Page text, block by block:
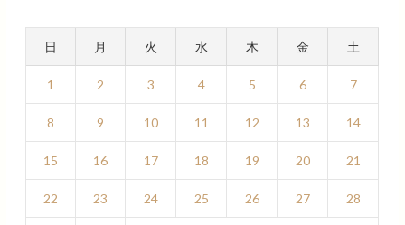
日 月 火 水 木 金 土
1 2 3 4 5 6 7
8 9 10 11 12 13 14
15 16 17 18 19 20 21
22 23 24 25 26 27 28